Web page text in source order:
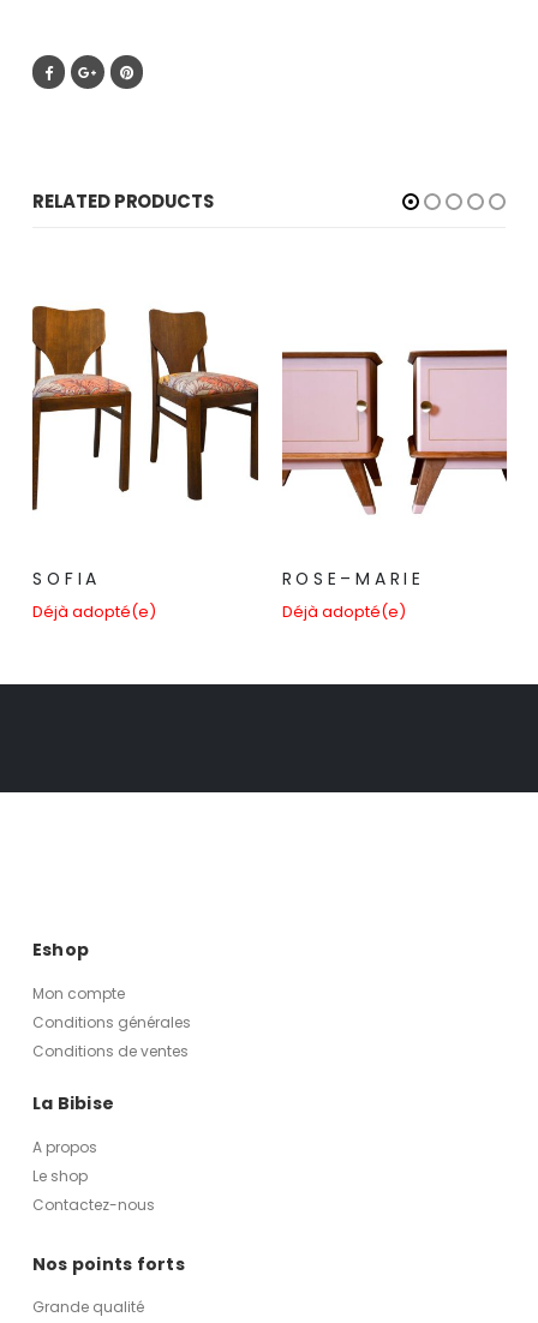
RELATED PRODUCTS
S O F I A
Déjà adopté(e)
R O S E – M A R I E
Déjà adopté(e)
Eshop
Mon compte
Conditions générales
Conditions de ventes
La Bibise
A propos
Le shop
Contactez-nous
Nos points forts
Grande qualité